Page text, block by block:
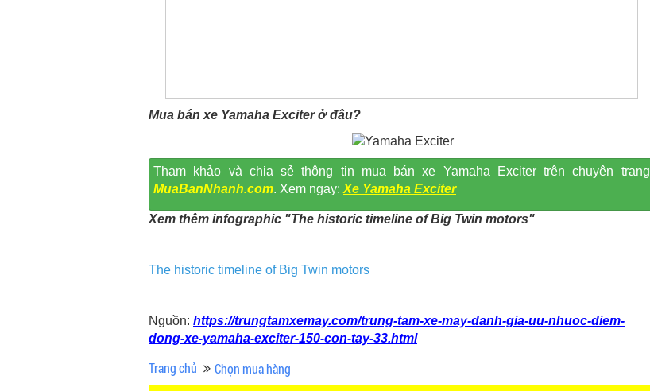
Mua bán xe Yamaha Exciter ở đâu?
Tham khảo và chia sẻ thông tin mua bán xe Yamaha Exciter trên chuyên trang
MuaBanNhanh.com. Xem ngay: Xe Yamaha Exciter
Xem thêm infographic "The historic timeline of Big Twin motors"
The historic timeline of Big Twin motors
Nguồn: https://trungtamxemay.com/trung-tam-xe-may-danh-gia-uu-nhuoc-diem-
dong-xe-yamaha-exciter-150-con-tay-33.html
Trang chủ Chọn mua hàng